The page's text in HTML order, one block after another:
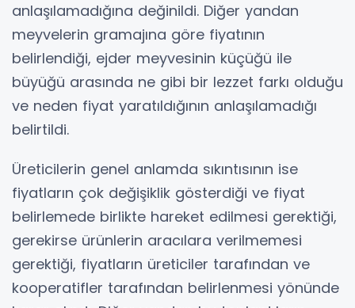
anlaşılamadığına değinildi. Diğer yandan
meyvelerin gramajına göre fiyatının
belirlendiği, ejder meyvesinin küçüğü ile
büyüğü arasında ne gibi bir lezzet farkı olduğu
ve neden fiyat yaratıldığının anlaşılamadığı
belirtildi.
Üreticilerin genel anlamda sıkıntısının ise
fiyatların çok değişiklik gösterdiği ve fiyat
belirlemede birlikte hareket edilmesi gerektiği,
gerekirse ürünlerin aracılara verilmemesi
gerektiği, fiyatların üreticiler tarafından ve
kooperatifler tarafından belirlenmesi yönünde